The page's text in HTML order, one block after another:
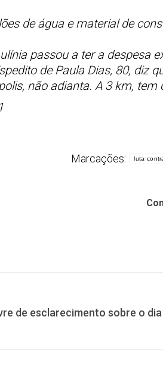
de água e material de
passou a ter a despesa
de Paula Dias, 80, diz
não adianta. A 3 km,
Marcações: luta
de esclarecimento sobre o dia